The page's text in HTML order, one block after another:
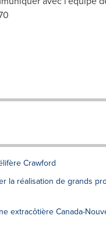
Crawford
la réalisation de grands
extracôtière Canada-